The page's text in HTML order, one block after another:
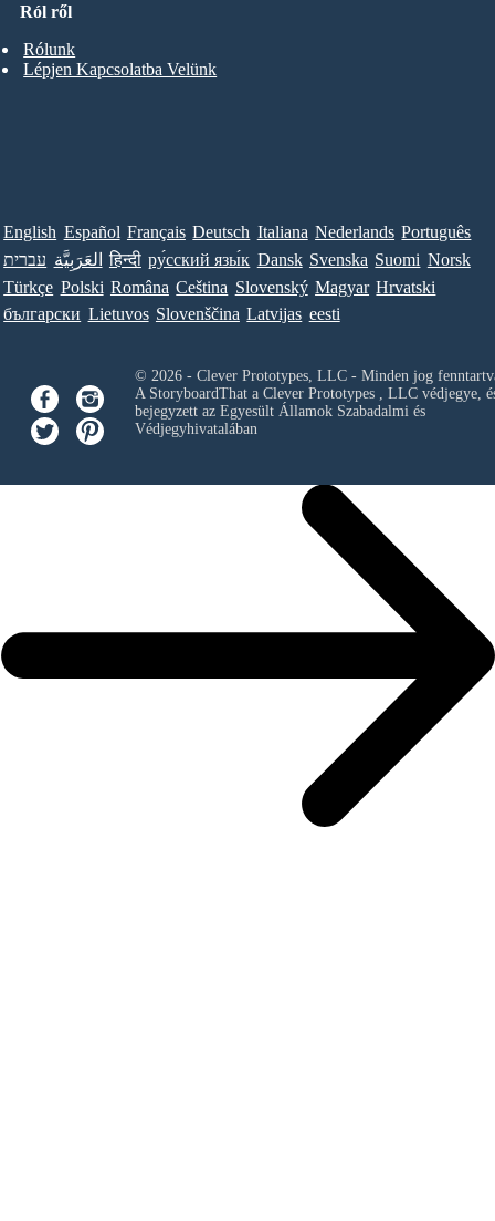
Ról ről
Rólunk
Lépjen Kapcsolatba Velünk
English Español Français Deutsch Italiana Nederlands Português
עברית العَرَبِيَّة हिन्दी ру́сский язы́к Dansk Svenska Suomi Norsk
Türkçe Polski Româna Ceština Slovenský Magyar Hrvatski
български Lietuvos Slovenščina Latvijas eesti
© 2026 - Clever Prototypes, LLC - Minden jog
A StoryboardThat a Clever Prototypes , LLCvédjegye,
bejegyzett az Egyesült Államok Szabadalmi és
Védjegyhivatalában